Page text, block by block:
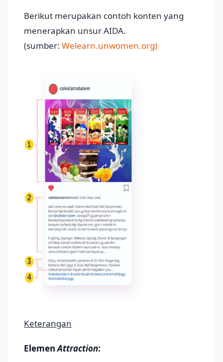
Berikut merupakan contoh konten yang
menerapkan unsur AIDA.
(sumber: Welearn.unwomen.org)
Keterangan
ElemenAttraction: